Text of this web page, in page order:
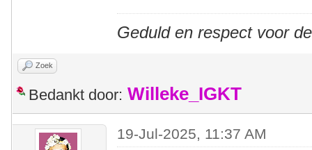
Geduld en respect voor
Zoek
Bedankt door: Willeke_IGKT
19-Jul-2025, 11:37 AM